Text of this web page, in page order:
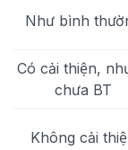
Như bình
Có cải thiện,
chưa BT
Không cải